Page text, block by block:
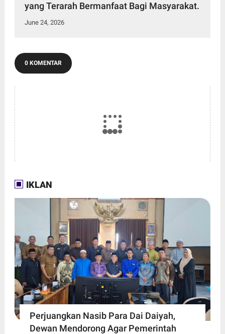
yang Terarah Bermanfaat Bagi Masyarakat.
June 24, 2026
0 KOMENTAR
IKLAN
Perjuangkan Nasib Para Dai Daiyah,
Dewan Mendorong Agar Pemerintah